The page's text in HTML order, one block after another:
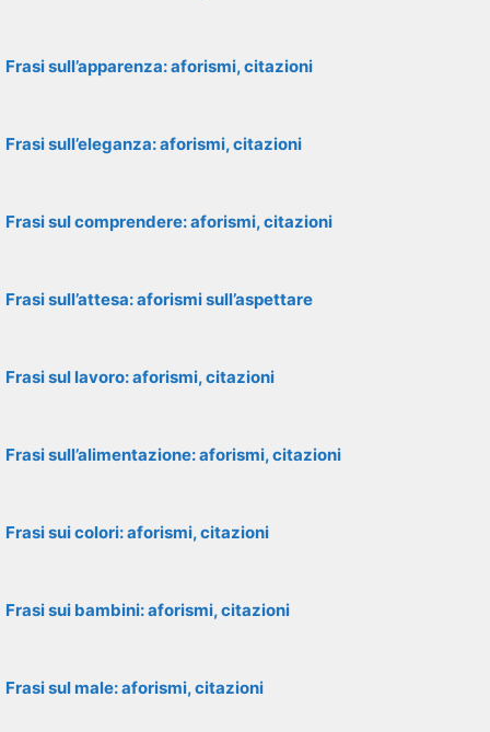
Frasi sull’apparenza: aforismi, citazioni
Frasi sull’eleganza: aforismi, citazioni
Frasi sul comprendere: aforismi, citazioni
Frasi sull’attesa: aforismi sull’aspettare
Frasi sul lavoro: aforismi, citazioni
Frasi sull’alimentazione: aforismi, citazioni
Frasi sui colori: aforismi, citazioni
Frasi sui bambini: aforismi, citazioni
Frasi sul male: aforismi, citazioni